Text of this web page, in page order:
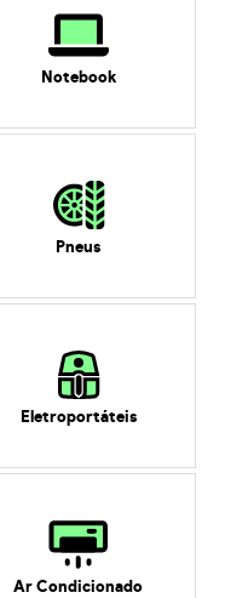
Notebook
Pneus
Eletroportáteis
Ar Condicionado